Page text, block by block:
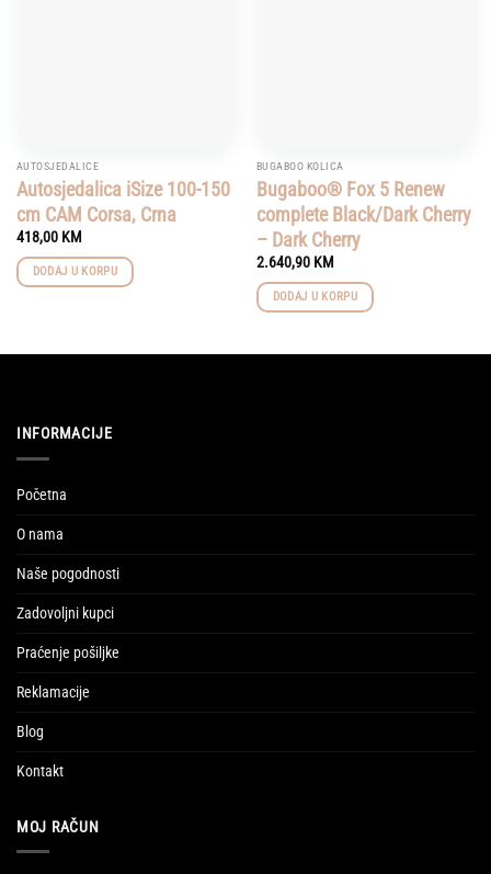
AUTOSJEDALICE
Autosjedalica iSize 100-150
cm CAM Corsa, Crna
418,00 KM
DODAJ U KORPU
BUGABOO KOLICA
Bugaboo® Fox 5 Renew
complete Black/Dark Cherry
– Dark Cherry
2.640,90 KM
DODAJ U KORPU
INFORMACIJE
Početna
O nama
Naše pogodnosti
Zadovoljni kupci
Praćenje pošiljke
Reklamacije
Blog
Kontakt
MOJ RAČUN